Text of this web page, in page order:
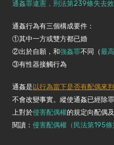
通姦罪違憲，刑法第239條失去效
通姦行為有三個構成要件：
①其中一方或雙方都已婚
②出於自願，和強姦罪不同（最
③有性器接觸行為
通姦是以行為當下是否有配偶來
不會改變事實。縱使通姦已經除
上對於侵害配偶權的規定向配偶
閱讀： 侵害配偶權（民法第195條